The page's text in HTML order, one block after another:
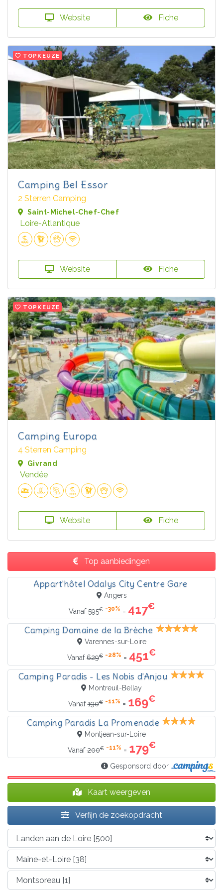
Website Fiche
TOPKEUZE
Camping Bel Essor
2 Sterren Camping
Saint-Michel-Chef-Chef
Loire-Atlantique
Website Fiche
TOPKEUZE
Camping Europa
4 Sterren Camping
Givrand
Vendée
Website Fiche
Top aanbiedingen
Appart'hôtel Odalys City Centre Gare
Angers
Vanaf595€ -30% = 417€
Camping Domaine de la Brèche
Varennes-sur-Loire
Vanaf629€ -28% = 451€
Camping Paradis - Les Nobis d'Anjou
Montreuil-Bellay
Vanaf190€ -11% = 169€
Camping Paradis La Promenade
Montjean-sur-Loire
Vanaf200€ -11% = 179€
Gesponsord door
Kaart weergeven
Verfijn de zoekopdracht